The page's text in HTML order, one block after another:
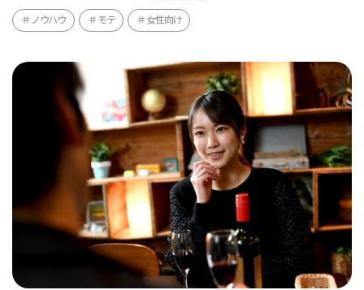
ノウハウ モテ 女性向け